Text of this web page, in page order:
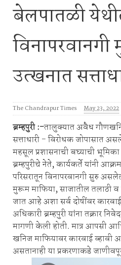
बेलपातळी
उत्खनात
The Chandrapur Times May 23, 2022
ब्रम्हपुरी :-तालुक्यात अवैध
सत्ताधारी - विरोधक जोपासात
महसूल प्रशासनाची बघ्याची
ब्रम्हपुरीचे नेते, कार्यकर्ते यांनी
परिसरातून विनापरवानगी सुरु
मुरूम माफिया, साजातील तलाठी
जात आहे अशा सर्व दोषींवर
अधिकारी ब्रम्हपुरी यांना तक्रार
मागणी केली होती. मात्र आपसी
खनिज माफियावर कारवाई व्हावी
असतानाही या प्रकरणाकडे